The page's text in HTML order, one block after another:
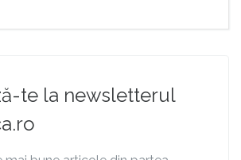
te la newsletterul